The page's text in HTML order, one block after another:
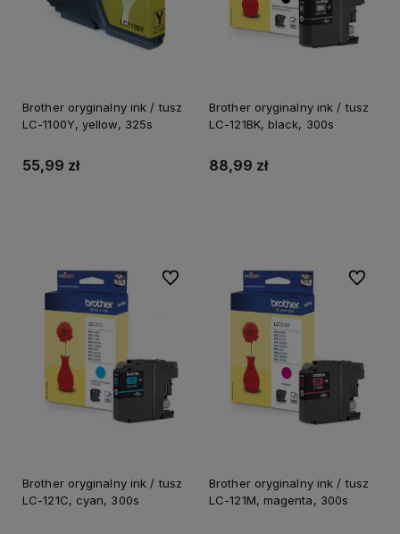
Brother oryginalny ink / tusz
LC-1100Y, yellow, 325s
55,99 zł
Brother oryginalny ink / tusz
LC-121BK, black, 300s
88,99 zł
Brother oryginalny ink / tusz
LC-121C, cyan, 300s
Do ulubionych
Brother oryginalny ink / tusz
LC-121M, magenta, 300s
Do